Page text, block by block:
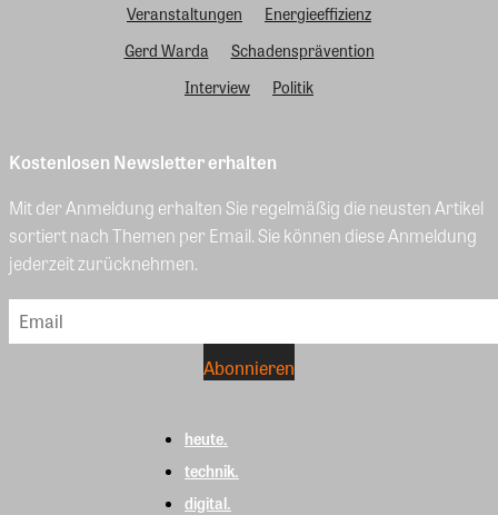
Veranstaltungen
Energieeffizienz
Gerd Warda
Schadensprävention
Interview
Politik
Kostenlosen Newsletter erhalten
Mit der Anmeldung erhalten Sie regelmäßig die neusten Artikel
sortiert nach Themen per Email. Sie können diese Anmeldung
jederzeit zurücknehmen.
heute.
technik.
digital.